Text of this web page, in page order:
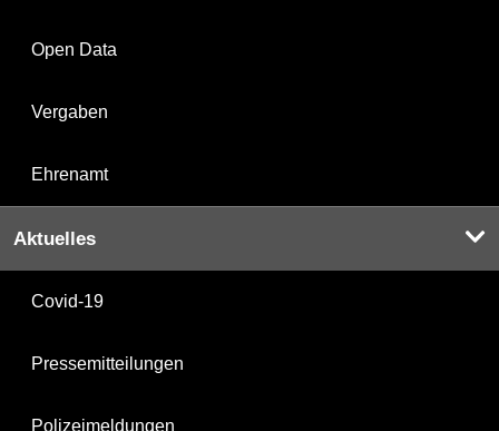
Open Data
Vergaben
Ehrenamt
Aktuelles
Covid-19
Pressemitteilungen
Polizeimeldungen